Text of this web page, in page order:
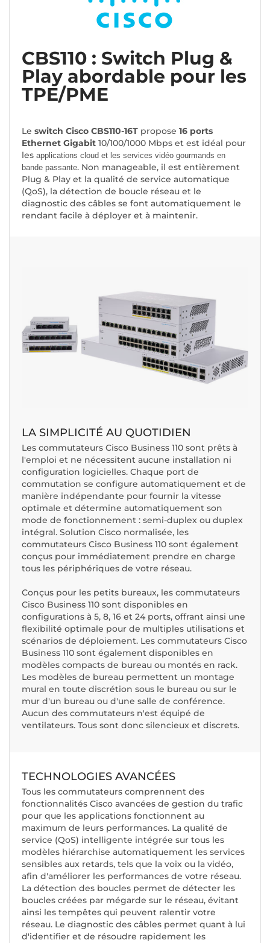
CBS110 : Switch Plug &
Play abordable pour les
TPE/PME
Le switch Cisco CBS110-16T propose 16 ports
Ethernet Gigabit 10/100/1000 Mbps et est idéal pour
les applications cloud et les services vidéo gourmands en
bande passante. Non manageable, il est entièrement
Plug & Play et la qualité de service automatique
(QoS), la détection de boucle réseau et le
diagnostic des câbles se font automatiquement le
rendant facile à déployer et à maintenir.
LA SIMPLICITÉ AU QUOTIDIEN
Les commutateurs Cisco Business 110 sont prêts à
l'emploi et ne nécessitent aucune installation ni
configuration logicielles. Chaque port de
commutation se configure automatiquement et de
manière indépendante pour fournir la vitesse
optimale et détermine automatiquement son
mode de fonctionnement : semi-duplex ou duplex
intégral. Solution Cisco normalisée, les
commutateurs Cisco Business 110 sont également
conçus pour immédiatement prendre en charge
tous les périphériques de votre réseau.
Conçus pour les petits bureaux, les commutateurs
Cisco Business 110 sont disponibles en
configurations à 5, 8, 16 et 24 ports, offrant ainsi une
flexibilité optimale pour de multiples utilisations et
scénarios de déploiement. Les commutateurs Cisco
Business 110 sont également disponibles en
modèles compacts de bureau ou montés en rack.
Les modèles de bureau permettent un montage
mural en toute discrétion sous le bureau ou sur le
mur d'un bureau ou d'une salle de conférence.
Aucun des commutateurs n'est équipé de
ventilateurs. Tous sont donc silencieux et discrets.
TECHNOLOGIES AVANCÉES
Tous les commutateurs comprennent des
fonctionnalités Cisco avancées de gestion du trafic
pour que les applications fonctionnent au
maximum de leurs performances. La qualité de
service (QoS) intelligente intégrée sur tous les
modèles hiérarchise automatiquement les services
sensibles aux retards, tels que la voix ou la vidéo,
afin d'améliorer les performances de votre réseau.
La détection des boucles permet de détecter les
boucles créées par mégarde sur le réseau, évitant
ainsi les tempêtes qui peuvent ralentir votre
réseau. Le diagnostic des câbles permet quant à lui
d'identifier et de résoudre rapidement les